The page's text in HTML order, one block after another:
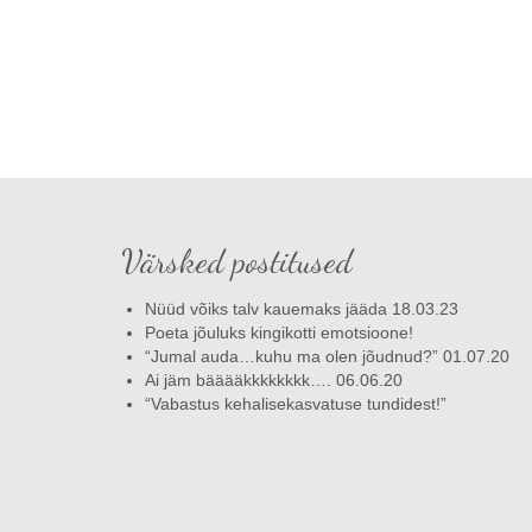
Värsked postitused
Nüüd võiks talv kauemaks jääda 18.03.23
Poeta jõuluks kingikotti emotsioone!
“Jumal auda…kuhu ma olen jõudnud?” 01.07.20
Ai jäm bääääkkkkkkkk…. 06.06.20
“Vabastus kehalisekasvatuse tundidest!”